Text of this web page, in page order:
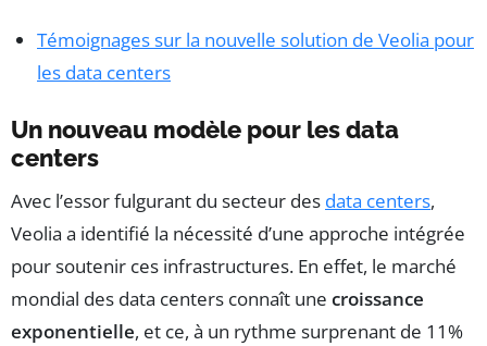
Témoignages sur la nouvelle solution de Veolia pour
les data centers
Un nouveau modèle pour les data
centers
Avec l’essor fulgurant du secteur des data centers,
Veolia a identifié la nécessité d’une approche intégrée
pour soutenir ces infrastructures. En effet, le marché
mondial des data centers connaît une croissance
exponentielle, et ce, à un rythme surprenant de 11%